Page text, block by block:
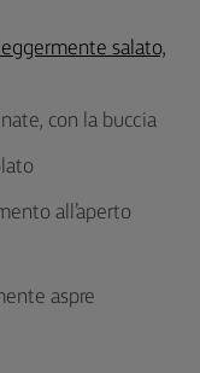
salato,
con la buccia
all’aperto
aspre